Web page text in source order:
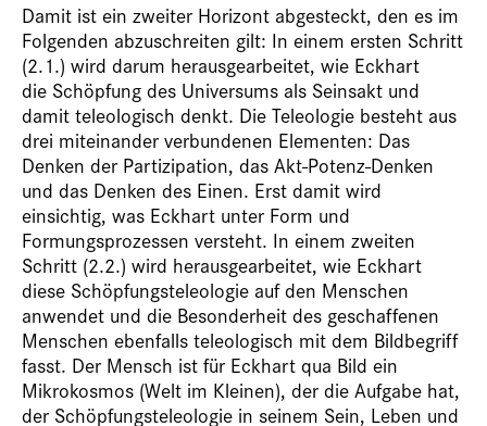
Damit ist ein zweiter Horizont abgesteckt, den es im
Folgenden abzuschreiten gilt: In einem ersten Schritt
(2.1.) wird darum herausgearbeitet, wie Eckhart
die Schöpfung des Universums als Seinsakt und
damit teleologisch denkt. Die Teleologie besteht aus
drei miteinander verbundenen Elementen: Das
Denken der Partizipation, das Akt-Potenz-Denken
und das Denken des Einen. Erst damit wird
einsichtig, was Eckhart unter Form und
Formungsprozessen versteht. In einem zweiten
Schritt (2.2.) wird herausgearbeitet, wie Eckhart
diese Schöpfungsteleologie auf den Menschen
anwendet und die Besonderheit des geschaffenen
Menschen ebenfalls teleologisch mit dem Bildbegriff
fasst. Der Mensch ist für Eckhart qua Bild ein
Mikrokosmos (Welt im Kleinen), der die Aufgabe hat,
der Schöpfungsteleologie in seinem Sein, Leben und